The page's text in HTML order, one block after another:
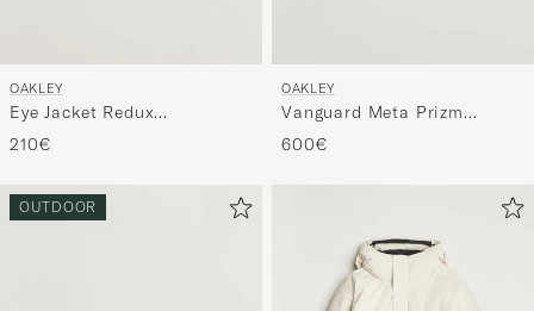
OAKLEY
Eye Jacket Redux
Sunglasses Silver
210€
OAKLEY
Vanguard Meta Prizm
Sunglasses Black
600€
OUTDOOR